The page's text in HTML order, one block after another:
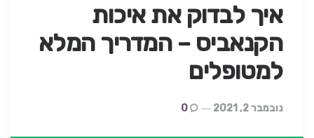
איך לבדוק את איכות
הקנאביס – המדריך המלא
למטופלים
נובמבר 2, 2021 0